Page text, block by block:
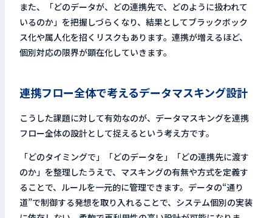
また、「どのデータが、どの連携先で、どのように扱われて
いるのか」を把握しづらくなり、結果としてブラックボック
ス化や属人化を招くリスクもあります。連携が増えるほど、
個別対応の限界が顕在化していきます。
連携フロー全体で考えるデータマスキング設計
こうした課題に対して有効なのが、データマスキングを連携
フロー全体の設計として捉えるという考え方です。
「どのタイミングで」「どのデータを」「どの連携先に渡す
のか」を整理したうえで、マスキングの有無や方式を定義す
ることで、ルールを一元的に管理できます。データの“通り
道”で制御する発想を取り入れることで、システム個別の実装